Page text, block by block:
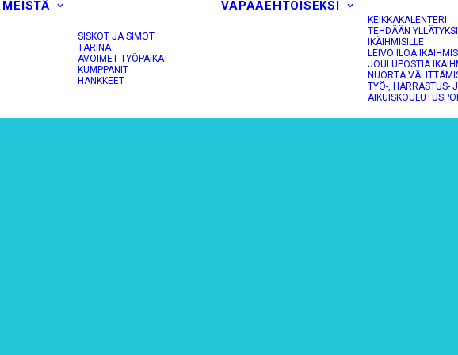
MEISTÄ
SISKOT JA SIMOT
TARINA
AVOIMET TYÖPAIKAT
KUMPPANIT
HANKKEET
VAPAAEHTOISEKSI
KEIKKAKALENTERI
TEHDÄÄN
IKÄIHMISILLE
LEIVO ILOA
JOULUPOSTIA
NUORTA
TYÖ-, HARRASTUS-